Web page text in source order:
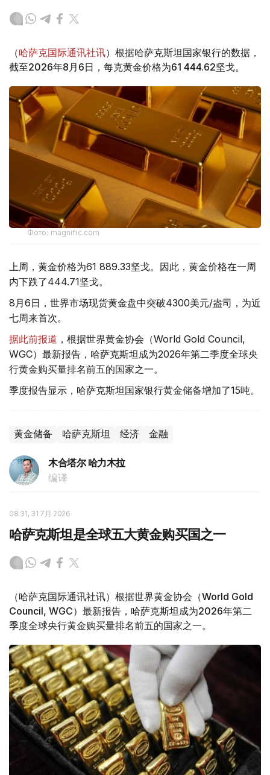
（哈萨克国际通讯社讯）根据哈萨克斯坦国家银行的数据，
截至2026年8月6日，每克黄金价格为61 444.62坚戈。
Фото: magnific.com
上周，黄金价格为61 889.33坚戈。因此，黄金价格在一周
内下跌了444.71坚戈。
8月6日，世界市场现货黄金盘中突破4300美元/盎司，为近
七周来首次。
据此前报道 ，根据世界黄金协会（World Gold Council,
WGC）最新报告，哈萨克斯坦成为2026年第二季度全球央
行黄金购买量排名前五的国家之一。
季度报告显示，哈萨克斯坦国家银行黄金储备增加了15吨。
黄金储备 哈萨克斯坦 经济 金融
木合塔尔 哈力木拉
编译
08:31, 31 7月 2026
哈萨克斯坦是全球五大黄金购买国之一
（哈萨克国际通讯社讯）根据世界黄金协会（World Gold
Council, WGC）最新报告，哈萨克斯坦成为2026年第二
季度全球央行黄金购买量排名前五的国家之一。